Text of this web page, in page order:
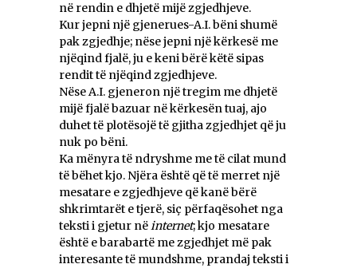
në rendin e dhjetë mijë zgjedhjeve.
Kur jepni një gjenerues-A.I. bëni shumë
pak zgjedhje; nëse jepni një kërkesë me
njëqind fjalë, ju e keni bërë këtë sipas
rendit të njëqind zgjedhjeve.
Nëse A.I. gjeneron një tregim me dhjetë
mijë fjalë bazuar në kërkesën tuaj, ajo
duhet të plotësojë të gjitha zgjedhjet që ju
nuk po bëni.
Ka mënyra të ndryshme me të cilat mund
të bëhet kjo. Njëra është që të merret një
mesatare e zgjedhjeve që kanë bërë
shkrimtarët e tjerë, siç përfaqësohet nga
teksti i gjetur nëinternet; kjo mesatare
është e barabartë me zgjedhjet më pak
interesante të mundshme, prandaj teksti i